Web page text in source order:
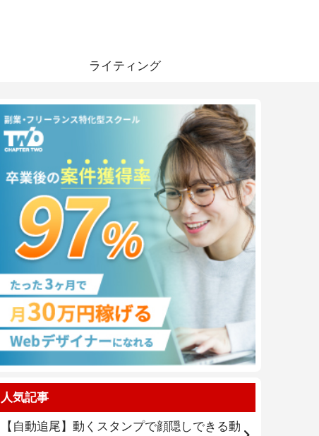
ライティング
人気記事
【自動追尾】動くスタンプで顔隠しできる動